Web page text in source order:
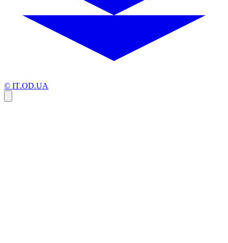
© IT.OD.UA